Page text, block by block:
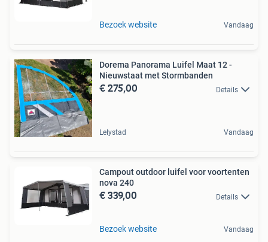
Bezoek website Vandaag
Dorema Panorama Luifel Maat 12 -
Nieuwstaat met Stormbanden
€ 275,00 Details
Lelystad Vandaag
Campout outdoor luifel voor voortenten
nova 240
€ 339,00 Details
Bezoek website Vandaag